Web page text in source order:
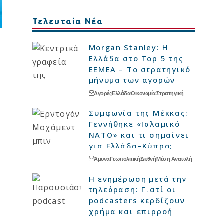
Τελευταία Νέα
Morgan Stanley: Η
Ελλάδα στο Top 5 της
EEMEA – Το στρατηγικό
μήνυμα των αγορών
ΑγορέςΕλλάδαΟικονομίαΣτρατηγική
Συμφωνία της Μέκκας:
Γεννήθηκε «Ισλαμικό
ΝΑΤΟ» και τι σημαίνει
για Ελλάδα–Κύπρο;
ΆμυναΓεωπολιτικήΔιεθνήΜέση Ανατολή
Η ενημέρωση μετά την
τηλεόραση: Γιατί οι
podcasters κερδίζουν
χρήμα και επιρροή